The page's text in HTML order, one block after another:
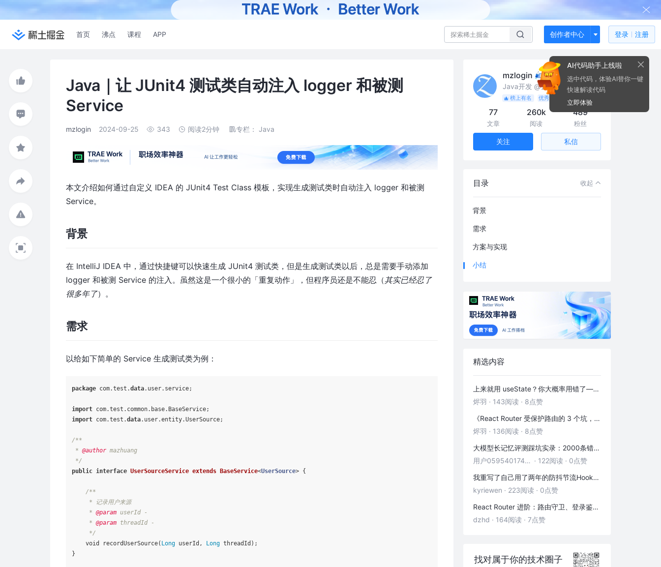
首页 沸点 课程 APP 创作者中心 登录 注册
Java｜让 JUnit4 测试类自动注入 logger 和被测
Service
mzlogin 2024-09-25 343 阅读2分钟 专栏：Java
本文介绍如何通过自定义 IDEA 的 JUnit4 Test Class 模板，实现生成测试类时自动注入 logger 和被测
Service。
背景
在 IntelliJ IDEA 中，通过快捷键可以快速生成 JUnit4 测试类，但是生成测试类以后，总是需要手动添加
logger 和被测 Service 的注入。虽然这是一个很小的「重复动作」，但程序员还是不能忍（其实已经忍了
很多年了）。
需求
以给如下简单的 Service 生成测试类为例：
package com.test.data.user.service;
import
import com.test.data.user.entity.UserSource;
/**
* @author mazhuang
*/
public interface UserSourceService extends BaseService<UserSource> {
/**
     * 记录用户来源
     *
@param userId -
     *
@param threadId -
     */
    void recordUserSource(
Long userId, Long threadId);
}
mzlogin
Java开发 @公众号：闷骚的程序员
榜上有名 优秀作者
77
文章
260k
阅读
489
粉丝
关注 私信
目录 收起
背景
需求
方案与实现
小结
精选内容
上来就用 useState？你大概率用错了——useRef 的三种正确打开方式
烬羽 · 143阅读 · 8点赞
《React Router 受保护路由的 3 个坑，第 2 个 90% 的人都踩过》
烬羽 · 136阅读 · 8点赞
大模型长记忆评测踩坑实录：2000条错位记忆，让我排查了整整3小时
用户05954017446 · 122阅读 · 0点赞
我重写了自己用了两年的防抖节流Hook——发现里面藏着3个隐藏bug
kyriewen · 223阅读 · 0点赞
React Router 进阶：路由守卫、登录鉴权与状态传递
dzhd · 164阅读 · 7点赞
找对属于你的技术圈子
AI代码助手上线啦
选中代码，体验AI替你一键
快速解读代码
立即体验